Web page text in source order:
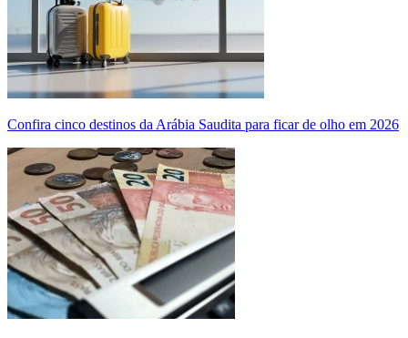
Confira cinco destinos da Arábia Saudita para ficar de olho em 2026